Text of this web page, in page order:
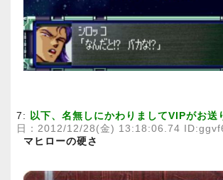
7: 以下、名無しにかわりましてVIPがお送
日：2012/12/28(金) 13:18:06.74
マヒローの硬さ